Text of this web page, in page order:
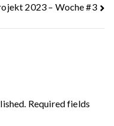
2023 – Woche #3
Required fields